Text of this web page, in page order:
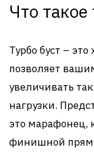
Что такое
Турбо буст –
позволяет
увеличивать
нагрузки.
это марафонец,
финишной